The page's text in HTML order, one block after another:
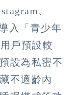
、
入「青少年
戶預設較
設為私密不
不適齡內